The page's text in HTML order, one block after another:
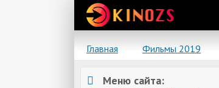
Главная Фильмы 2019
Меню сайта: